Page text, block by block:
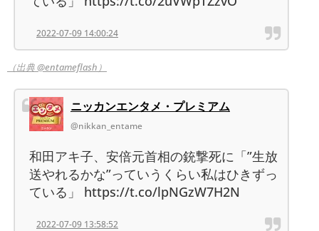
2022-07-09 14:00:24
（出典 @entameflash）
ニッカンエンタメ・プレミアム
@nikkan_entame
和田アキ子、安倍元首相の銃撃死に「”生放
送やれるかな”っていうくらい私はひきずっ
ている」 https://t.co/lpNGzW7H2N
2022-07-09 13:58:52